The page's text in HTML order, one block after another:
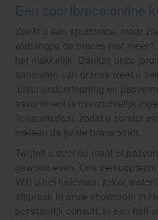
Sportbraces
Elleboogbrace
Rugbrace
Enkelbrace
Kniebrace
Pols- en duimbrace
Compressiekleding
Beenbrace
Inlegzooltjes en hakstukjes
Nekbrace en
Een sportbrace online
Zoekt u een sportbrace, maar
webshops de braces niet
het makkelijk. Dankzij onze
aanmeten van braces weet u
juiste ondersteuning en
assortiment is overzichtelijk
lichaamsdeel, zodat u zonder
meteen de juiste brace vindt.
Twijfelt u over de maat of
gewoon even. Ons
Wilt u het helemaal zeker
afspraak in onze showroom in
persoonlijk consult. In een half